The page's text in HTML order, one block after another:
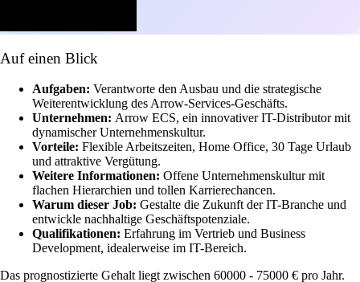
Auf einen Blick
Aufgaben: Verantworte den Ausbau und die strategische
Weiterentwicklung des Arrow-Services-Geschäfts.
Unternehmen: Arrow ECS, ein innovativer IT-Distributor mit
dynamischer Unternehmenskultur.
Vorteile: Flexible Arbeitszeiten, Home Office, 30 Tage Urlaub
und attraktive Vergütung.
Weitere Informationen: Offene Unternehmenskultur mit
flachen Hierarchien und tollen Karrierechancen.
Warum dieser Job: Gestalte die Zukunft der IT-Branche und
entwickle nachhaltige Geschäftspotenziale.
Qualifikationen: Erfahrung im Vertrieb und Business
Development, idealerweise im IT-Bereich.
Das prognostizierte Gehalt liegt zwischen 60000 - 75000 € pro Jahr.